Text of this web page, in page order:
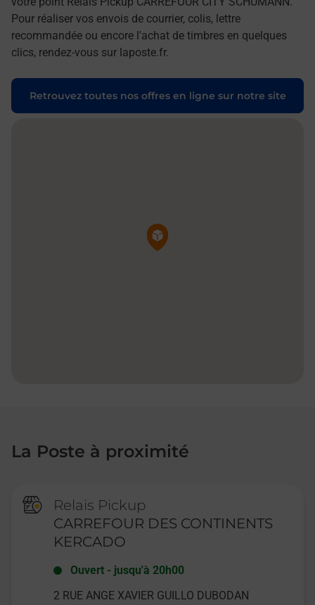
Pour réaliser vos envois de courrier, colis, lettre
recommandée ou encore l'achat de timbres en quelques
clics, rendez-vous sur laposte.fr.
Retrouvez toutes nos offres en ligne sur notre site
Pin de la carte
La Poste à proximité
Relais Pickup
CARREFOUR DES CONTINENTS
KERCADO
Ouvert - jusqu'à 20h00
2 RUE ANGE XAVIER GUILLO DUBODAN